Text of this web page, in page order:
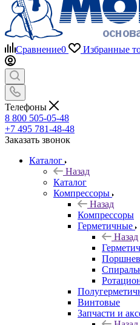
Сравнение0 Избранные
Телефоны
8 800 505-05-48
+7 495 781-48-48
Заказать звонок
Каталог
Назад
Каталог
Компрессоры
Назад
Компрессоры
Герметичные
Назад
Винтовые
Запчасти и